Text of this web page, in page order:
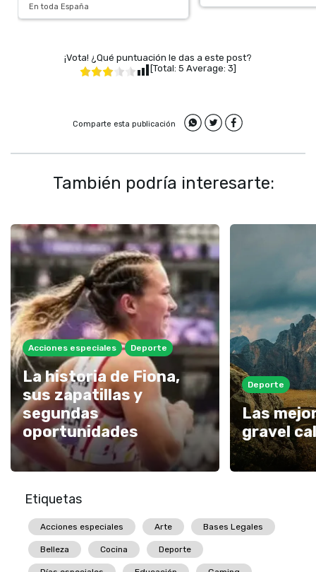
En toda España
¡Vota! ¿Qué puntuación le das a este post?
[Total: 5 Average: 3]
Comparte esta publicación
También podría interesarte:
Acciones especiales Deporte
La historia de Fiona,
sus zapatillas y
segundas
oportunidades
Deporte
Las
gravel
Etiquetas
Acciones especiales Arte Bases Legales
Belleza Cocina Deporte